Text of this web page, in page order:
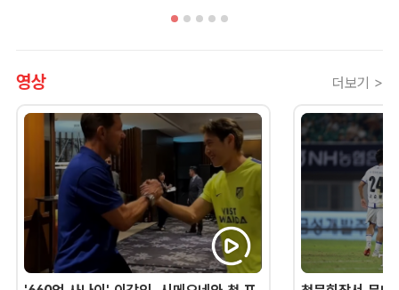
영상 더보기 >